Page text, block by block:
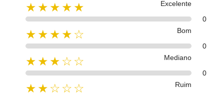
★★★★★
Excelente
0
★★★★☆
Bom
0
★★★☆☆
Mediano
0
★★☆☆☆
Ruim